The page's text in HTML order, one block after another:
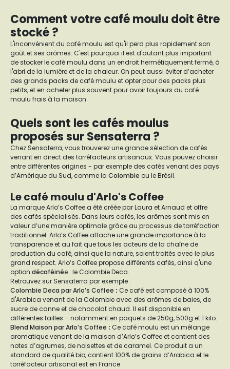
Comment votre café moulu doit être
stocké ?
L'inconvénient du café moulu est qu'il perd plus rapidement son
goût et ses arômes. C'est pourquoi il est d'autant plus important
de stocker le café moulu dans un endroit hermétiquement fermé, à
l'abri de la lumière et de la chaleur. On peut aussi éviter d’acheter
des grands packs de café moulu et opter pour des packs plus
petits, et en acheter plus souvent pour avoir toujours du café
moulu frais à la maison.
Quels sont les cafés moulus
proposés sur Sensaterra ?
Chez Sensaterra, vous trouverez une grande sélection de cafés
venant en direct des torréfacteurs artisanaux. Vous pouvez choisir
entre différentes origines - par exemple des cafés venant des pays
d’Amérique du Sud, comme la Colombie ou le Brésil.
Le café moulu d'Arlo's Coffee
La marque Arlo’s Coffee a été créée par Laura et Arnaud et offre
des cafés spécialisés. Dans leurs cafés, les arômes sont mis en
valeur d’une manière optimale grâce au processus de torréfaction
traditionnel. Arlo’s Coffee attache une grande importance à la
transparence et au fait que tous les acteurs de la chaîne de
production du café, ainsi que la nature, soient traités avec le plus
grand respect. Arlo‘s Coffee propose différents cafés, ainsi q'une
option décaféinée : le Colombie Deca.
Retrouvez sur Sensaterra par exemple :
Colombie Deca par Arlo’s Coffee : Ce café est composé à 100%
d'Arabica venant de la Colombie avec des arômes de baies, de
sucre de canne et de chocolat chaud. Il est disponible en
différentes tailles – notamment en paquets de 250g, 500g et 1 kilo.
Blend Maison par Arlo’s Coffee : Ce café moulu est un mélange
aromatique venant de la maison d’Arlo’s Coffee et contient des
notes d’agrumes, de noisettes et de caramel. Ce produit a un
standard de qualité bio, contient 100% de grains d’Arabica et le
torréfacteur artisanal est en France.